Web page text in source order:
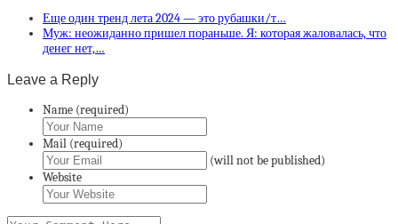
Еще один тренд лета 2024 — это рубашки/т…
Муж: неожиданно пришел пораньше. Я: которая жаловалась, что
денег нет,…
Leave a Reply
Name (required)
Mail (required)
(will not be published)
Website